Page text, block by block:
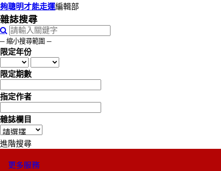
夠聰明才能走運編輯部
雜誌搜尋
─ 縮小搜尋範圍 ─
限定年份
限定期數
指定作者
雜誌欄目
進階搜尋
更多服務